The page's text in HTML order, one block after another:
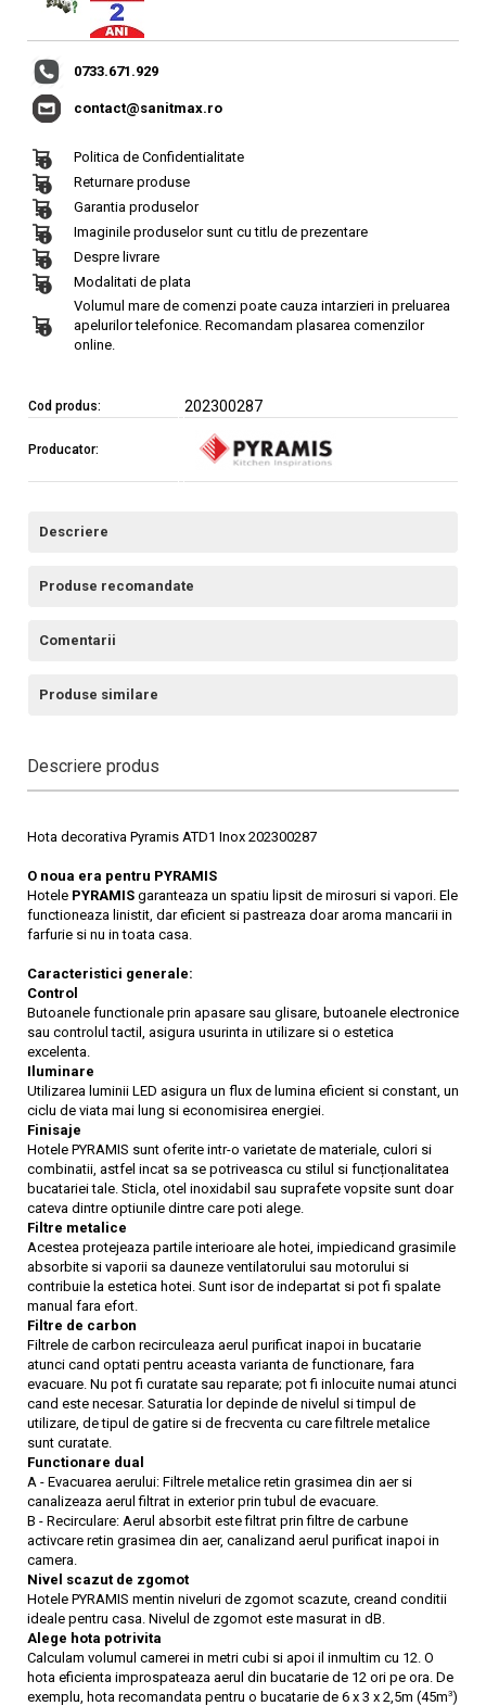
0733.671.929
contact@sanitmax.ro
Politica de Confidentialitate
Returnare produse
Garantia produselor
Imaginile produselor sunt cu titlu de prezentare
Despre livrare
Modalitati de plata
Volumul mare de comenzi poate cauza intarzieri in preluarea
apelurilor telefonice. Recomandam plasarea comenzilor
online.
Cod produs: 202300287
Producator:
Descriere
Produse recomandate
Comentarii
Produse similare
Descriere produs
Hota decorativa Pyramis ATD1 Inox 202300287
O noua era pentru PYRAMIS
Hotele PYRAMIS garanteaza un spatiu lipsit de mirosuri si vapori. Ele
functioneaza linistit, dar eficient si pastreaza doar aroma mancarii in
farfurie si nu in toata casa.
Caracteristici generale:
Control
Butoanele functionale prin apasare sau glisare, butoanele electronice
sau controlul tactil, asigura usurinta in utilizare si o estetica
excelenta.
Iluminare
Utilizarea luminii LED asigura un flux de lumina eficient si constant, un
ciclu de viata mai lung si economisirea energiei.
Finisaje
Hotele PYRAMIS sunt oferite intr-o varietate de materiale, culori si
combinatii, astfel incat sa se potriveasca cu stilul si funcționalitatea
bucatariei tale. Sticla, otel inoxidabil sau suprafete vopsite sunt doar
cateva dintre optiunile dintre care poti alege.
Filtre metalice
Acestea protejeaza partile interioare ale hotei, impiedicand grasimile
absorbite si vaporii sa dauneze ventilatorului sau motorului si
contribuie la estetica hotei. Sunt isor de indepartat si pot fi spalate
manual fara efort.
Filtre de carbon
Filtrele de carbon recirculeaza aerul purificat inapoi in bucatarie
atunci cand optati pentru aceasta varianta de functionare, fara
evacuare. Nu pot fi curatate sau reparate; pot fi inlocuite numai atunci
cand este necesar. Saturatia lor depinde de nivelul si timpul de
utilizare, de tipul de gatire si de frecventa cu care filtrele metalice
sunt curatate.
Functionare dual
A - Evacuarea aerului: Filtrele metalice retin grasimea din aer si
canalizeaza aerul filtrat in exterior prin tubul de evacuare.
B - Recirculare: Aerul absorbit este filtrat prin filtre de carbune
activcare retin grasimea din aer, canalizand aerul purificat inapoi in
camera.
Nivel scazut de zgomot
Hotele PYRAMIS mentin niveluri de zgomot scazute, creand conditii
ideale pentru casa. Nivelul de zgomot este masurat in dB.
Alege hota potrivita
Calculam volumul camerei in metri cubi si apoi il inmultim cu 12. O
hota eficienta improspateaza aerul din bucatarie de 12 ori pe ora. De
exemplu, hota recomandata pentru o bucatarie de 6 x 3 x 2,5m (45m3)